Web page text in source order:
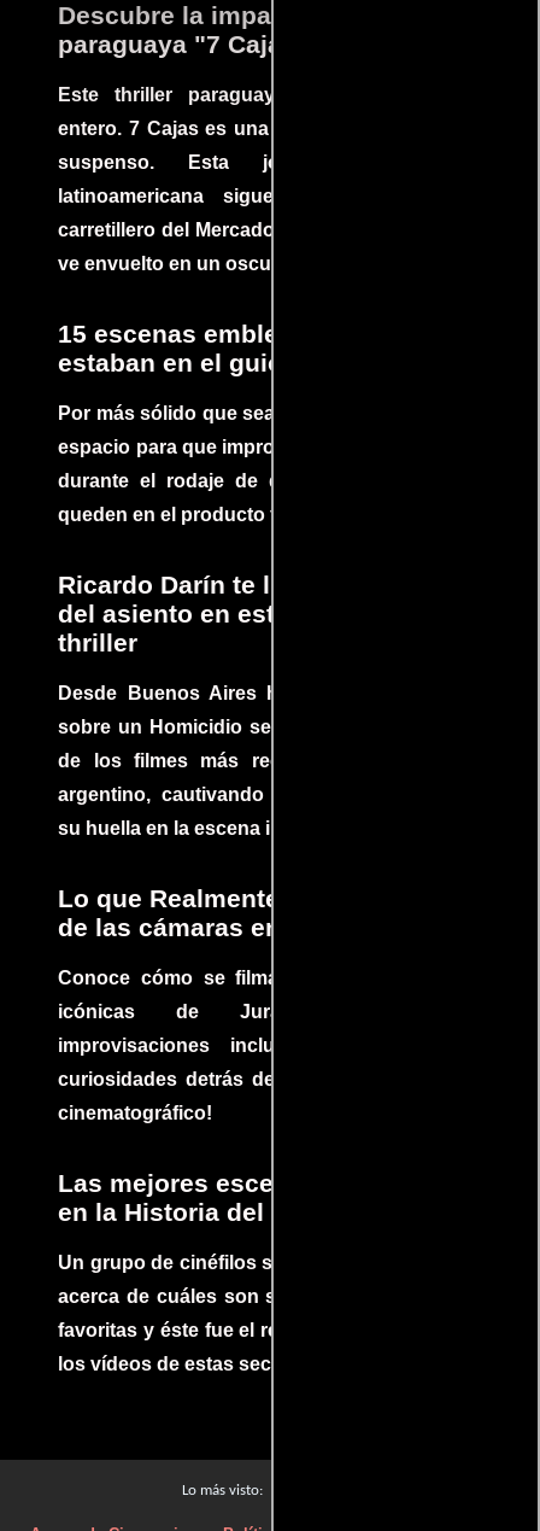
Descubre la impactante película
paraguaya "7 Cajas"
Este thriller paraguayo cautivó al mundo
entero. 7 Cajas es una explosión de acción y
suspenso. Esta joya cinematográfica
latinoamericana sigue la historia de un
carretillero del Mercado 4 de Asunción que se
ve envuelto en un oscuro mundo de crimen
15 escenas emblemáticas que no
estaban en el guion
Por más sólido que sea un guión siempre hay
espacio para que improvisaciones que se dan
durante el rodaje de determinadas escenas
queden en el producto final.
Ricardo Darín te llevará al borde
del asiento en este increíble
thriller
Desde Buenos Aires hasta el mundo, Tesis
sobre un Homicidio se ha convertido en uno
de los filmes más recomendados del cine
argentino, cautivando audiencias y dejando
su huella en la escena internacional.
Lo que Realmente Sucedió detrás
de las cámaras en Jurassic Park
Conoce cómo se filmaron algunas escenas
icónicas de Jurassic Park, con
improvisaciones incluidas. ¡Descubre las
curiosidades detrás del rodaje de un clásico
cinematográfico!
Las mejores escenas de acción
en la Historia del cine
Un grupo de cinéfilos se juntaron para debatir
acerca de cuáles son sus escenas de acción
favoritas y éste fue el resultado. No te pierdas
los vídeos de estas secuencias inolvidables.
Lo más visto: